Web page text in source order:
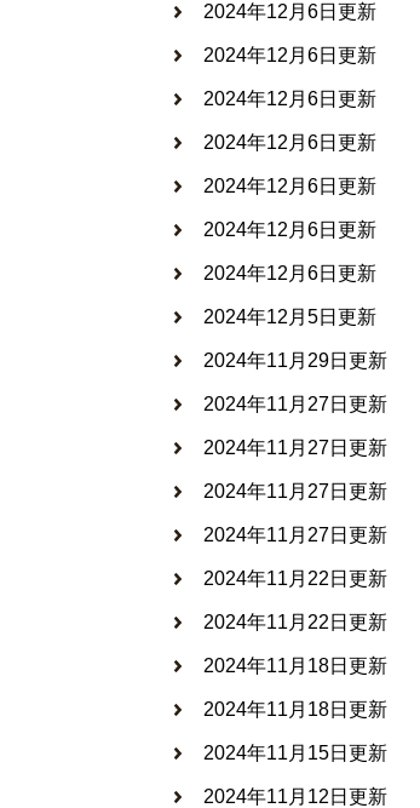
2024年12月6日更新
2024年12月6日更新
2024年12月6日更新
2024年12月6日更新
2024年12月6日更新
2024年12月6日更新
2024年12月6日更新
2024年12月5日更新
2024年11月29日更新
2024年11月27日更新
2024年11月27日更新
2024年11月27日更新
2024年11月27日更新
2024年11月22日更新
2024年11月22日更新
2024年11月18日更新
2024年11月18日更新
2024年11月15日更新
2024年11月12日更新